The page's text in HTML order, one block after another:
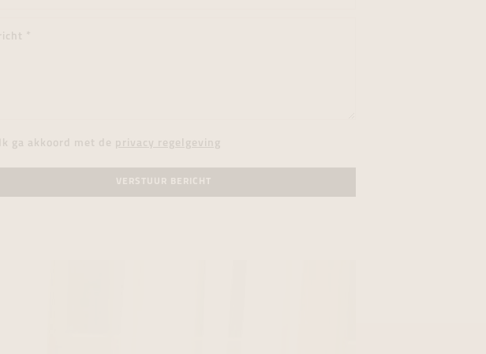
Ik ga akkoord met de privacy regelgeving
VERSTUUR BERICHT